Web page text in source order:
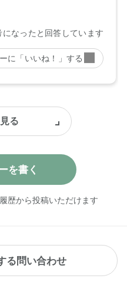
を書く
歴から投稿いただけます
る問い合わせ